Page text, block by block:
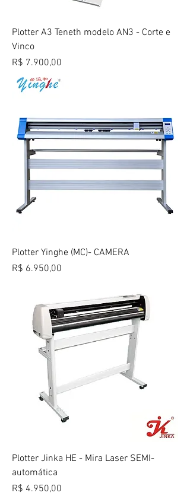
Plotter A3 Teneth modelo AN3 - Corte e
Vinco
Preço
R$ 7.900,00
Plotter Yinghe (MC)- CAMERA
Preço
R$ 6.950,00
Plotter Jinka HE - Mira Laser SEMI-
automática
Preço
R$ 4.950,00